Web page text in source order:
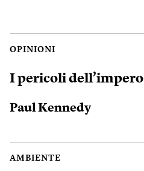
OPINIONI
I pericoli dell’impero
Paul Kennedy
AMBIENTE